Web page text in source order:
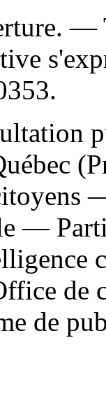
—
.
—
de
de